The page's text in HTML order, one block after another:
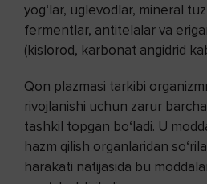
yog‘lar, uglevodlar, mineral
fermentlar, antitelalar va
(kislorod, karbonat angidrid
Qon plazmasi tarkibi
rivojlanishi uchun zarur
tashkil topgan bo‘ladi. U
hazm qilish organlaridan
harakati natijasida bu